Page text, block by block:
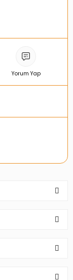
Yorum Yap